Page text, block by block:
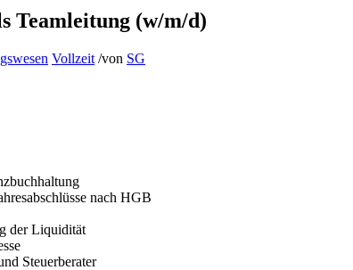
Teamleitung (w/m/d)
Vollzeit /von SG
nach HGB
der Liquidität
Steuerberater